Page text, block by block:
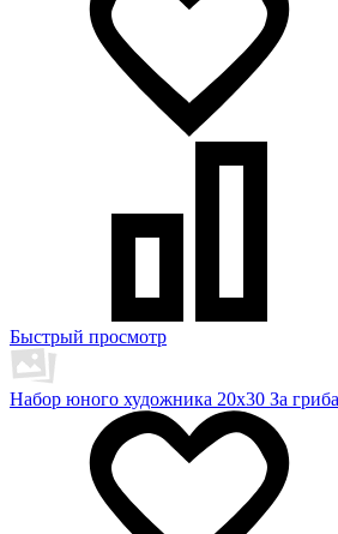
Быстрый просмотр
Набор юного художника 20х30 За